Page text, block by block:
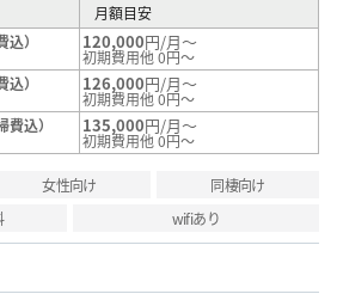
月額目安
）
120,000円/月～
初期費用他 0円～
）
126,000円/月～
初期費用他 0円～
込）
135,000円/月～
初期費用他 0円～
女性向け
同棲向け
wifiあり